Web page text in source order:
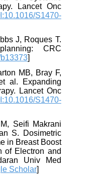
Lancet Onc
S1470-
J, Roques T.
planning: CRC
b13373
MB, Bray F,
al. Expanding
Lancet Onc
S1470-
M, Seifi Makrani
S. Dosimetric
in Breast Boost
of Electron and
Univ Med
Scholar